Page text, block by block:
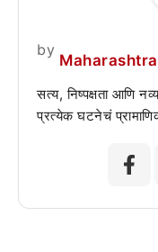
by
सत्य, निष्पक्षता आणि
प्रत्येक घटनेचं